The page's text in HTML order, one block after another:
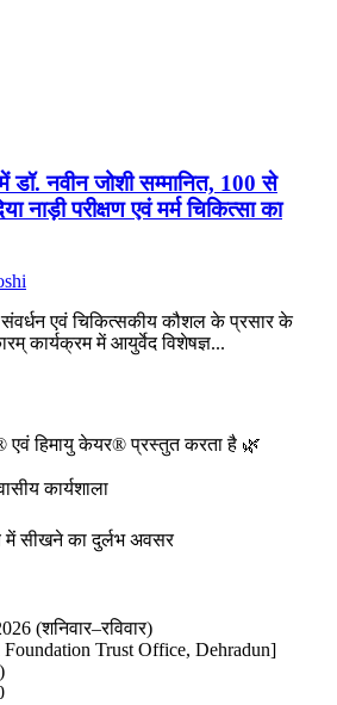
डॉ. नवीन जोशी सम्मानित, 100 से
नाड़ी परीक्षण एवं मर्म चिकित्सा का
संवर्धन एवं चिकित्सकीय कौशल के प्रसार के
कार्यक्रम में आयुर्वेद विशेषज्ञ...
हिमायु केयर® प्रस्तुत करता है 🌿
कार्यशाला
सीखने का दुर्लभ अवसर
(शनिवार–रविवार)
Trust Office, Dehradun]